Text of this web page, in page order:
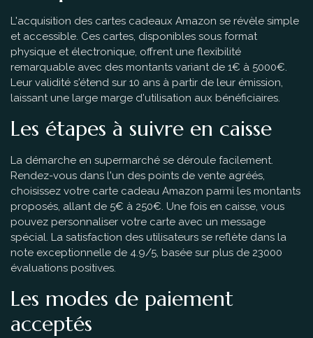
L'acquisition des cartes cadeaux Amazon se révèle simple
et accessible. Ces cartes, disponibles sous format
physique et électronique, offrent une flexibilité
remarquable avec des montants variant de 1€ à 5000€.
Leur validité s'étend sur 10 ans à partir de leur émission,
laissant une large marge d'utilisation aux bénéficiaires.
Les étapes à suivre en caisse
La démarche en supermarché se déroule facilement.
Rendez-vous dans l'un des points de vente agréés,
choisissez votre carte cadeau Amazon parmi les montants
proposés, allant de 5€ à 250€. Une fois en caisse, vous
pouvez personnaliser votre carte avec un message
spécial. La satisfaction des utilisateurs se reflète dans la
note exceptionnelle de 4.9/5, basée sur plus de 23000
évaluations positives.
Les modes de paiement
acceptés